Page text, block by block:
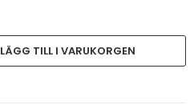
LÄGG TILL I VARUKORGEN